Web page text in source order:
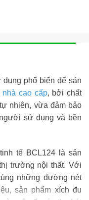
phổ biến để sản
nhà cao cấp, bởi chất
nhiên, vừa đảm bảo
sử dụng và bền
tếBCL124 là sản
trường nội thất. Với
những đường nét
sản phẩm xích đu